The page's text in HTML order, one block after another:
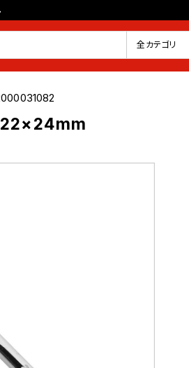
グイン お気に入り
全カテゴリ
22×24mm